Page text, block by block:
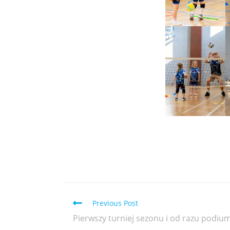
Previous Post
Pierwszy turniej sezonu i od razu